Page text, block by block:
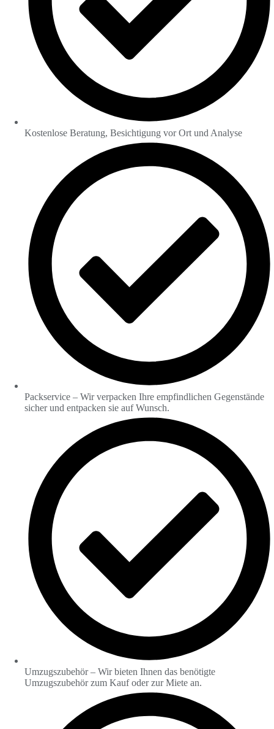
Kostenlose Beratung, Besichtigung vor Ort und Analyse
Packservice – Wir verpacken Ihre empfindlichen Gegenstände
sicher und entpacken sie auf Wunsch.
Umzugszubehör – Wir bieten Ihnen das benötigte
Umzugszubehör zum Kauf oder zur Miete an.